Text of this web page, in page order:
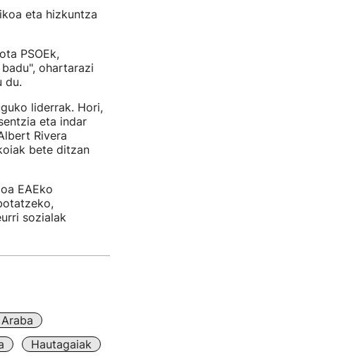
eta hizkuntza
PSOEk,
ohartarazi
du.
liderrak. Hori,
eta indar
Rivera
bete ditzan
EAEko
sozialak
Araba
Hautagaiak